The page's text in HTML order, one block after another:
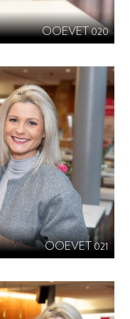
OOEVET 020
OOEVET 021